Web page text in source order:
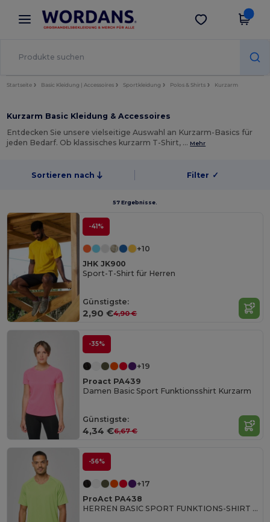
× Wordans App
Bessere Preise in der App!
App holen
Startseite Basic Kleidung | Accessoires Sportkleidung Polos & Shirts Kurzarm
Kurzarm Basic Kleidung & Accessoires
Entdecken Sie unsere vielseitige Auswahl an Kurzarm-Basics für
jeden Bedarf. Ob klassisches kurzarm T-Shirt, … Mehr
Sortieren nach Filter ✓
57 Ergebnisse.
-41%
+10
JHK JK900
Sport-T-Shirt für Herren
Günstigste:
2,90 €4,90 €
-35%
+19
Proact PA439
Damen Basic Sport Funktionsshirt Kurzarm
Günstigste:
4,34 €6,67 €
-56%
+17
ProAct PA438
HERREN BASIC SPORT FUNKTIONS-SHIRT KURZARM